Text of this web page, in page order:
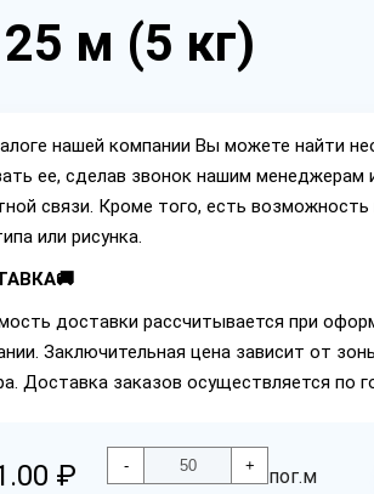
м (5 кг)
нашей компании Вы можете найти
ее, сделав звонок нашим менеджерам
связи. Кроме того, есть
или рисунка.
доставки рассчитывается при
Заключительная цена зависит от
Доставка заказов осуществляется по
₽ - + пог.м